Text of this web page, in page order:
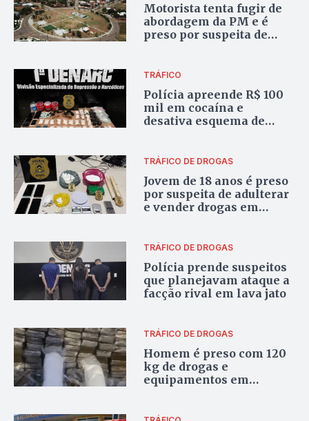
Motorista tenta fugir de
abordagem da PM e é
preso por suspeita de
TRÁFICO
Polícia apreende R$ 100
mil em cocaína e
desativa esquema de
TRÁFICO DE DROGAS
Jovem de 18 anos é preso
por suspeita de adulterar
e vender drogas em
TRÁFICO DE DROGAS
Polícia prende suspeitos
que planejavam ataque a
facção rival em lava jato
TRÁFICO DE DROGAS
Homem é preso com 120
kg de drogas e
equipamentos em